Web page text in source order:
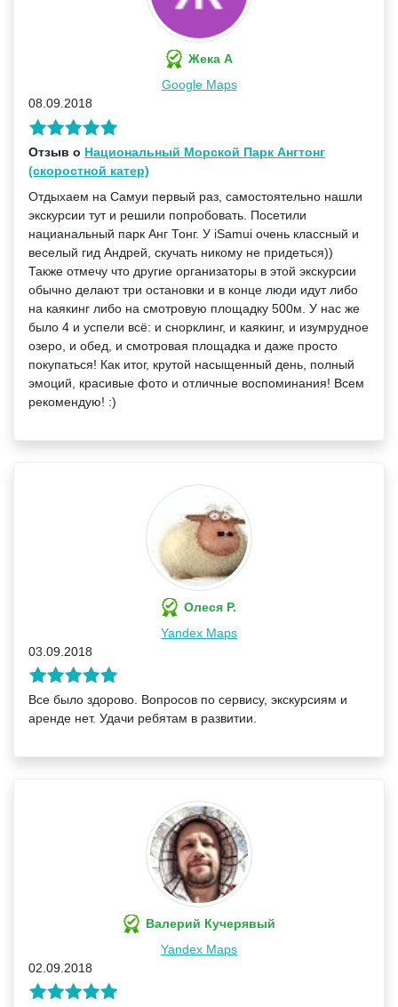
Жека A
Google Maps
08.09.2018
Отзыв о Национальный Морской Парк Ангтонг
(скоростной катер)
Отдыхаем на Самуи первый раз, самостоятельно нашли
экскурсии тут и решили попробовать. Посетили
нацианальный парк Анг Тонг. У iSamui очень классный и
веселый гид Андрей, скучать никому не придеться))
Также отмечу что другие организаторы в этой экскурсии
обычно делают три остановки и в конце люди идут либо
на каякинг либо на смотровую площадку 500м. У нас же
было 4 и успели всё: и снорклинг, и каякинг, и изумрудное
озеро, и обед, и смотровая площадка и даже просто
покупаться! Как итог, крутой насыщенный день, полный
эмоций, красивые фото и отличные воспоминания! Всем
рекомендую! :)
Олеся Р.
Yandex Maps
03.09.2018
Все было здорово. Вопросов по сервису, экскурсиям и
аренде нет. Удачи ребятам в развитии.
Валерий Кучерявый
Yandex Maps
02.09.2018